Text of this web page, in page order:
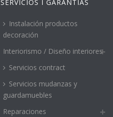
SERVICIOS I GARANTIAS
Instalación productos
decoración
Interiorismo / Diseño interiores
Servicios contract
Servicios mudanzas y
guardamuebles
Reparaciones